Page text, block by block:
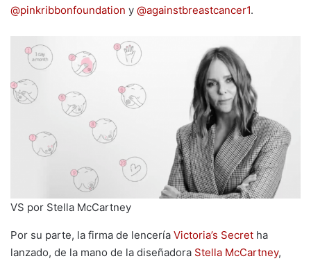
@pinkribbonfoundation y @againstbreastcancer1.
VS por Stella McCartney
Por su parte, la firma de lencería Victoria’s Secret ha
lanzado, de la mano de la diseñadora Stella McCartney,